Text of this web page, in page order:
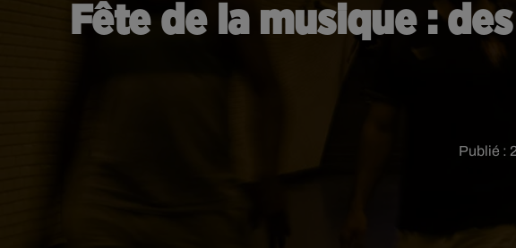
Fête de la musique :
Publié :